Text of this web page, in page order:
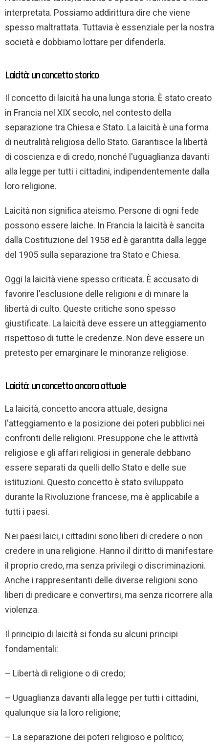
interpretata. Possiamo addirittura dire che viene
spesso maltrattata. Tuttavia è essenziale per la nostra
società e dobbiamo lottare per difenderla.
Laicità: un concetto storico
Il concetto di laicità ha una lunga storia. È stato creato
in Francia nel XIX secolo, nel contesto della
separazione tra Chiesa e Stato. La laicità è una forma
di neutralità religiosa dello Stato. Garantisce la libertà
di coscienza e di credo, nonché l'uguaglianza davanti
alla legge per tutti i cittadini, indipendentemente dalla
loro religione.
Laicità non significa ateismo. Persone di ogni fede
possono essere laiche. In Francia la laicità è sancita
dalla Costituzione del 1958 ed è garantita dalla legge
del 1905 sulla separazione tra Stato e Chiesa.
Oggi la laicità viene spesso criticata. È accusato di
favorire l'esclusione delle religioni e di minare la
libertà di culto. Queste critiche sono spesso
giustificate. La laicità deve essere un atteggiamento
rispettoso di tutte le credenze. Non deve essere un
pretesto per emarginare le minoranze religiose.
Laicità: un concetto ancora attuale
La laicità, concetto ancora attuale, designa
l'atteggiamento e la posizione dei poteri pubblici nei
confronti delle religioni. Presuppone che le attività
religiose e gli affari religiosi in generale debbano
essere separati da quelli dello Stato e delle sue
istituzioni. Questo concetto è stato sviluppato
durante la Rivoluzione francese, ma è applicabile a
tutti i paesi.
Nei paesi laici, i cittadini sono liberi di credere o non
credere in una religione. Hanno il diritto di manifestare
il proprio credo, ma senza privilegi o discriminazioni.
Anche i rappresentanti delle diverse religioni sono
liberi di predicare e convertirsi, ma senza ricorrere alla
violenza.
Il principio di laicità si fonda su alcuni principi
fondamentali:
– Libertà di religione o di credo;
– Uguaglianza davanti alla legge per tutti i cittadini,
qualunque sia la loro religione;
– La separazione dei poteri religioso e politico;